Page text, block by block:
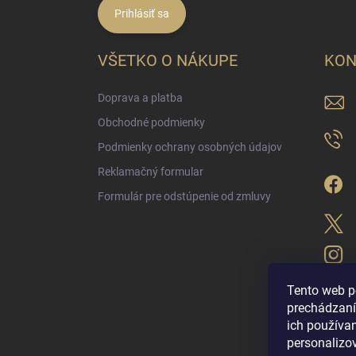
Tento web
ich
Prihlásiť sa
VŠETKO O NÁKUPE
Doprava a platba
Obchodné podmienky
Podmienky ochrany osobných údajov
Reklamačný formular
Formulár pre odstúpenie od zmluvy
LUX PARFÉM